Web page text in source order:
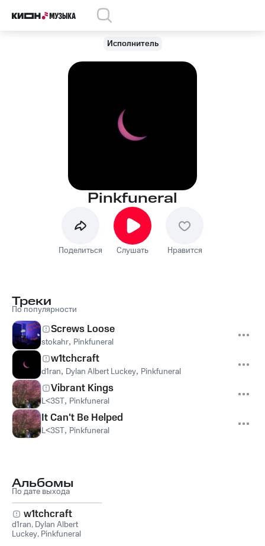
Исполнитель
Pinkfuneral
Поделиться Слушать Нравится
Треки
По популярности
Screws Loose
stokahr, Pinkfuneral
w1tchcraft
d1ran, Dylan Albert Luckey, Pinkfuneral
Vibrant Kings
L<3ST, Pinkfuneral
It Can't Be Helped
L<3ST, Pinkfuneral
Альбомы
По дате выхода
w1tchcraft
d1ran, Dylan Albert
Luckey, Pinkfuneral